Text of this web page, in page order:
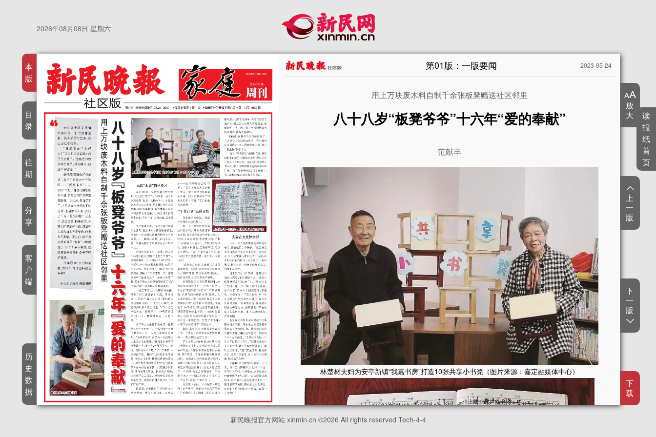
2026年08月08日 星期六
本
版
目
录
往
期
分
享
客
户
端
历
史
数
据
第01版：一版要闻 2023-05-24
用上万块废木料自制千余张板凳赠送社区邻里
八十八岁“板凳爷爷”十六年“爱的奉献”
范献丰
林楚材夫妇为安亭新镇“我嘉书房”打造10张共享小书凳（图片来源：嘉定融媒体中心）
放
大
上
一
版
下
一
版
下
载
新民晚报官方网站 xinmin.cn ©2026 All rights reserved Tech-4-4
读
报
纸
首
页